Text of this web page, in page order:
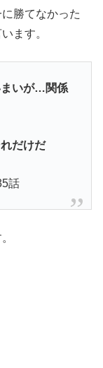
勝てなかった
ます。
いが…関係
だけだ
話